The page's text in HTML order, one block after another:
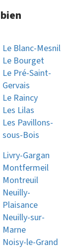
Le Blanc-Mesnil
Le Bourget
Le Pré-Saint-
Gervais
Le Raincy
Les Lilas
Les Pavillons-
sous-Bois
Livry-Gargan
Montfermeil
Montreuil
Neuilly-
Plaisance
Neuilly-sur-
Marne
Noisy-le-Grand